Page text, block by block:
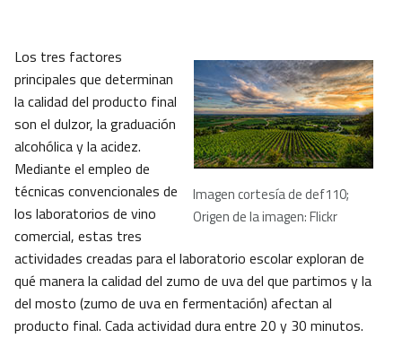
Imagen cortesía de def110;
Origen de la imagen: Flickr
Los tres factores
principales que determinan
la calidad del producto final
son el dulzor, la graduación
alcohólica y la acidez.
Mediante el empleo de
técnicas convencionales de
los laboratorios de vino
comercial, estas tres
actividades creadas para el laboratorio escolar exploran de
qué manera la calidad del zumo de uva del que partimos y la
del mosto (zumo de uva en fermentación) afectan al
producto final. Cada actividad dura entre 20 y 30 minutos.